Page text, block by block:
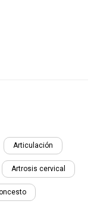
Articulación
Artrosis cervical